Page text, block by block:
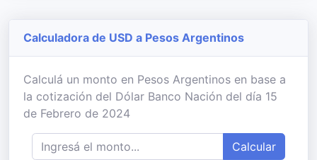
Calculadora de USD a Pesos Argentinos
Calculá un monto en Pesos Argentinos en base a
la cotización del Dólar Banco Nación del día 15
de Febrero de 2024
Calcular